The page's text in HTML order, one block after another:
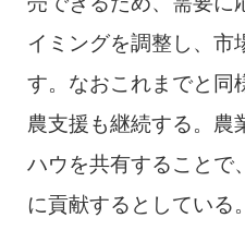
イミングを調整し、市
す。なおこれまでと同
農支援も継続する。農
ハウを共有することで
に貢献するとしている。